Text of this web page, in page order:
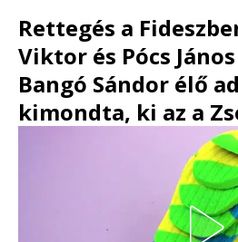
Rettegés a
Viktor és Pócs
Bangó Sándor élő
kimondta, ki az a